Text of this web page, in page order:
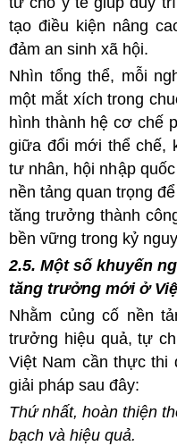
tạo điều kiện nâng
đảm an sinh xã hội.
Nhìn tổng thể, mỗi
một mắt xích trong
hình thành hệ cơ chế
giữa đổi mới thể chế,
tư nhân, hội nhập
nền tảng quan trọng
tăng trưởng thành
bền vững trong kỷ
2.5. Một số khuyến
tăng trưởng mới ở
Nhằm củng cố nền
trưởng hiệu quả, tự
Việt Nam cần thực thi
giải pháp sau đây:
Thứ nhất, hoàn thiện
bạch và hiệu quả.